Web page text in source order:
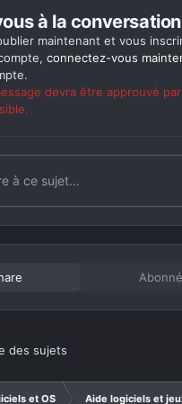
à la conversation
maintenant et vous
connectez-vous
devra être approuvé
à ce sujet...
des sujets
et OS Aide logiciels et